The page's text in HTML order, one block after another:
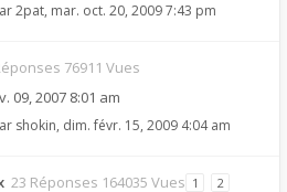
2pat, mar. oct. 20, 2009 7:43 pm
76911 Vues
09, 2007 8:01 am
shokin, dim. févr. 15, 2009 4:04 am
23 Réponses 164035 Vues 1 2